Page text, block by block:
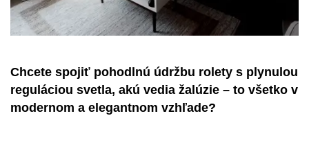
Chcete spojiť pohodlnú údržbu rolety s plynulou
reguláciou svetla, akú vedia žalúzie – to všetko v
modernom a elegantnom vzhľade?